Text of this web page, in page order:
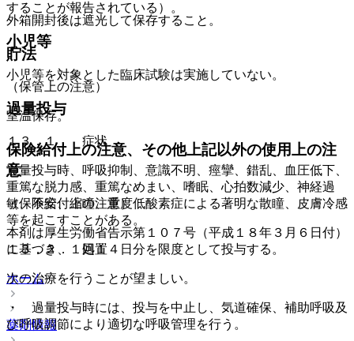
外箱開封後は遮光して保存すること。
貯法
（保管上の注意）
室温保存。
保険給付上の注意、その他上記以外の使用上の注
意
（保険給付上の注意）
本剤は厚生労働省告示第１０７号（平成１８年３月６日付）
に基づき、１回１４日分を限度として投与する。
ホーム
薬剤情報
することが報告されている）。
小児等
小児等を対象とした臨床試験は実施していない。
過量投与
１３．１． 症状
過量投与時、呼吸抑制、意識不明、痙攣、錯乱、血圧低下、
重篤な脱力感、重篤なめまい、嗜眠、心拍数減少、神経過
敏、不安、縮瞳、重度低酸素症による著明な散瞳、皮膚冷感
等を起こすことがある。
１３．２． 処置
次の治療を行うことが望ましい。
・ 過量投与時には、投与を中止し、気道確保、補助呼吸及
び呼吸調節により適切な呼吸管理を行う。